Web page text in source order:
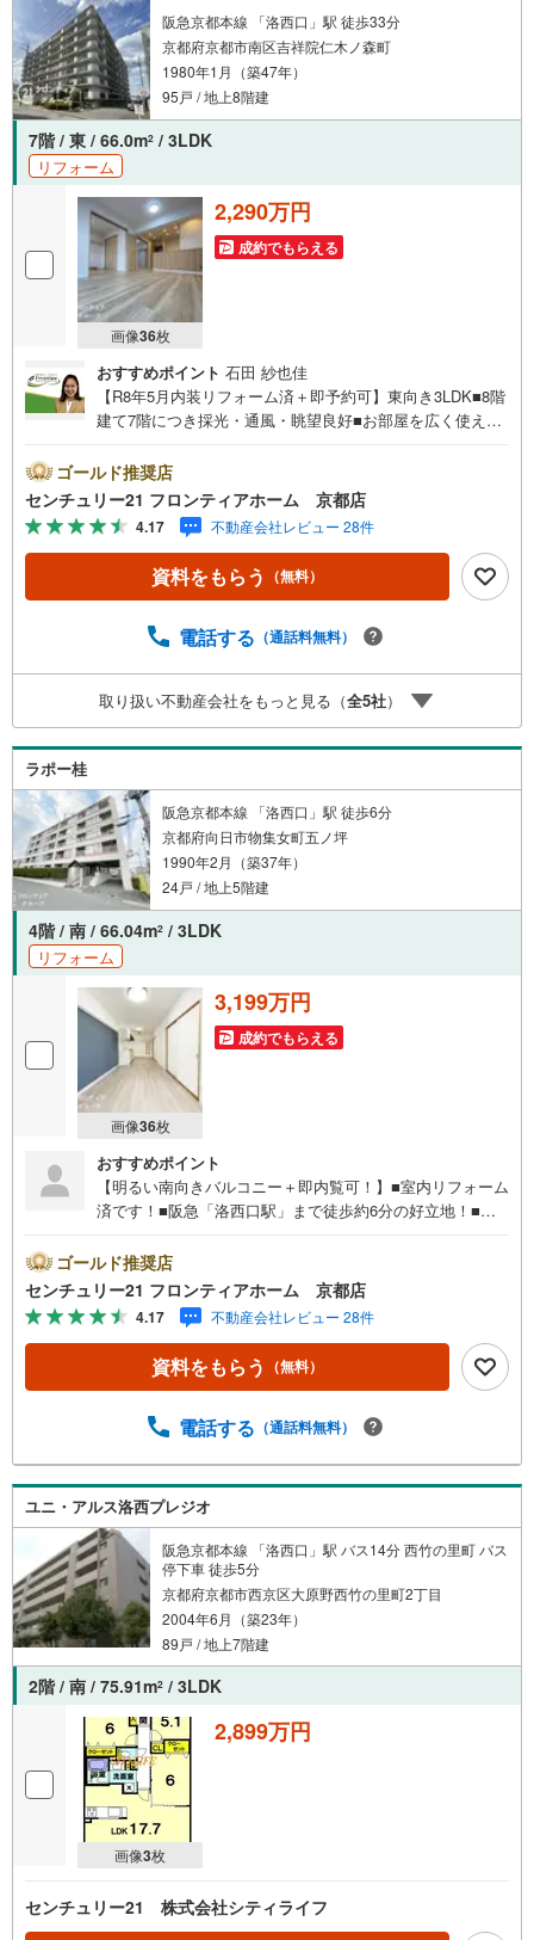
阪急京都本線 「洛西口」駅 徒歩33分
京都府京都市南区吉祥院仁木ノ森町
1980年1月（築47年）
95戸 / 地上8階建
7階 / 東 / 66.0m2 / 3LDK
リフォーム
画像36枚
2,290万円
成約でもらえる
おすすめポイント 石田 紗也佳
【R8年5月内装リフォーム済＋即予約可】東向き3LDK■8階
建て7階につき採光・通風・眺望良好■お部屋を広く使え
分！毎日のお買い物に便利 リフォーム内容・新規交換（シ
ステムキッチン/ユニットバス/洗面化粧台/トイレ/建具/配管
更新）・新規貼替（クロス全室/床材） 立地・吉祥院小学校
まで徒歩約14分・洛南中学校まで徒歩約22分 弊社が選ばれ
る理由 1.お金の扱い方のプロ、ファイナンシャルプランナ
ーが資金計画をサポート！2.買い替えなどにも対応できる
め、最も低金利になるように審査が可能！4.物件のお引渡
プランナーがご提案！5.定期的にご連絡を繋ぎ、有事の際
に迅速にサポートいたします弊社は専門家同士が連携をと
っているため、より多くの知見がございます。お気軽にお
問合せください！
ゴールド推奨店
センチュリー21 フロンティアホーム 京都店
4.17 不動産会社レビュー 28件
資料をもらう （無料）
電話する （通話料無料）
取り扱い不動産会社をもっと見る（全5社）
ラポー桂
阪急京都本線 「洛西口」駅 徒歩6分
京都府向日市物集女町五ノ坪
1990年2月（築37年）
24戸 / 地上5階建
4階 / 南 / 66.04m2 / 3LDK
リフォーム
画像36枚
3,199万円
成約でもらえる
おすすめポイント
【明るい南向きバルコニー＋即内覧可！】■室内リフォーム
済です！■阪急「洛西口駅」まで徒歩約6分の好立地！■宅
徴・2沿線がご利用いただけますので通勤や通学、お出かけ
にも便利ですね・中学校まで徒歩10分圏内でお子様の通学
も安心です・周辺にはスーパー・コンビニもあり、お買い
物にも便利な立地です リフォーム内容・キッチン新調・浴
室新調・トイレ新調・洗面化粧台新調・クロス一式貼替・
タタミ表替え 立地・向日市立第2向陽小学校まで徒歩約12
由 1.お金の扱い方のプロ、ファイナンシャルプランナーが
専門チームあり！3.たくさんの銀行と繋がりがあるため、
最も低金利になるように審査が可能！4.物件のお引渡し後
に必要になったお家のリフォームも弊社のリフォームプラ
ンナーがご提案！弊社は専門家同士が連携をとっているた
め、より多くの知見がございます。
ゴールド推奨店
センチュリー21 フロンティアホーム 京都店
4.17 不動産会社レビュー 28件
資料をもらう （無料）
電話する （通話料無料）
ユニ・アルス洛西プレジオ
阪急京都本線 「洛西口」駅 バス14分 西竹の里町 バス
停下車 徒歩5分
京都府京都市西京区大原野西竹の里町2丁目
2004年6月（築23年）
89戸 / 地上7階建
2階 / 南 / 75.91m2 / 3LDK
画像3枚
2,899万円
センチュリー21 株式会社シティライフ